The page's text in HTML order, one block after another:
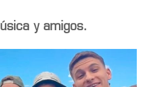
y amigos.